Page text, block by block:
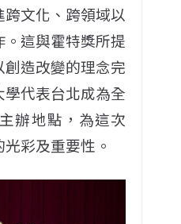
文化、跨領域以
這與霍特獎所提
造改變的理念完
代表台北成為全
辦地點，為這次
彩及重要性。